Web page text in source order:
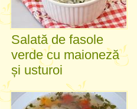
Salată de fasole
verde cu maioneză
și usturoi